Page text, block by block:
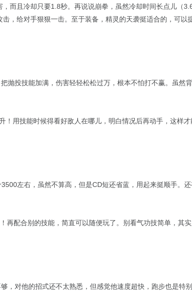
而且冷却只要1.8秒。再说说崩拳，虽然冷却时间长点儿（
，给对手狠狠一击。至于装备，精灵的天袭挺适合的，可以
抛投技能加满，伤害轻轻松松过万，根本不怕打不赢。虽然
用技能时候得看好敌人在哪儿，明白情况后再动手，这样
左右，虽然不算高，但是CD短还省蓝，用起来挺顺手。还
再配合别的技能，简直可以随便玩了。别看气功技简单，其
，对他的招式还不太熟悉，但感觉他速度超快，跑步也是特